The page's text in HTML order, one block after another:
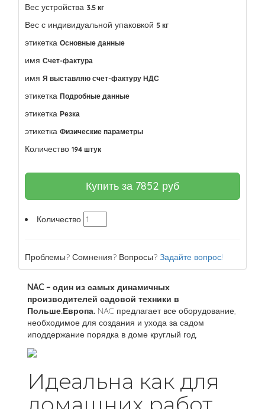
Вес устройства 3.5 кг
Вес с индивидуальной упаковкой 5 кг
этикетка Основные данные
имя Счет-фактура
имя Я выставляю счет-фактуру НДС
этикетка Подробные данные
этикетка Резка
этикетка Физические параметры
Количество 194 штук
Купить за 7852 руб
Количество
Проблемы? Сомнения? Вопросы? Задайте вопрос!
NAC – один из самых динамичных
производителей садовой техники в
Польше.Европа. NAC предлагает все оборудование,
необходимое для создания и ухода за садом
иподдержание порядка в доме круглый год.
Идеальна как для